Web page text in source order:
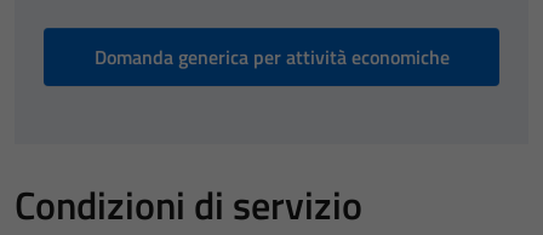
Domanda generica per attività economiche
Condizioni di servizio